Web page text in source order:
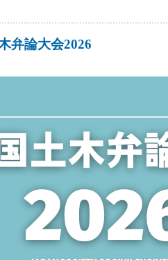
弁論大会2026